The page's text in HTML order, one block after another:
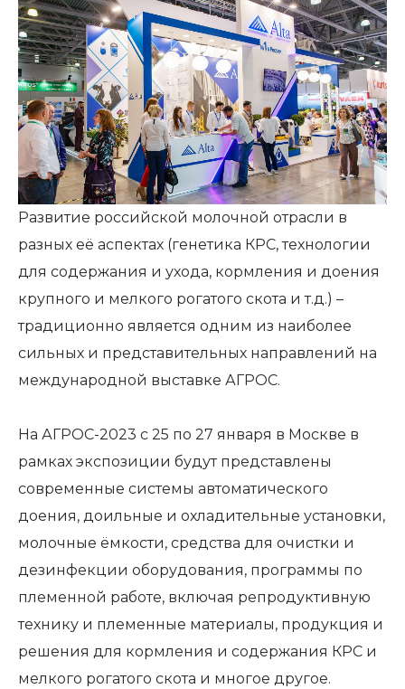
Развитие российской молочной отрасли в
разных её аспектах (генетика КРС, технологии
для содержания и ухода, кормления и доения
крупного и мелкого рогатого скота и т.д.) –
традиционно является одним из наиболее
сильных и представительных направлений на
международной выставке АГРОС.
На АГРОС-2023 с 25 по 27 января в Москве в
рамках экспозиции будут представлены
современные системы автоматического
доения, доильные и охладительные установки,
молочные ёмкости, средства для очистки и
дезинфекции оборудования, программы по
племенной работе, включая репродуктивную
технику и племенные материалы, продукция и
решения для кормления и содержания КРС и
мелкого рогатого скота и многое другое.